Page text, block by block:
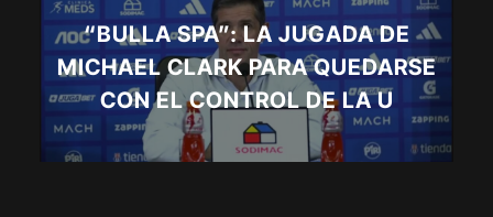
“BULLA SPA”: LA JUGADA DE
MICHAEL CLARK PARA QUEDARSE
CON EL CONTROL DE LA U